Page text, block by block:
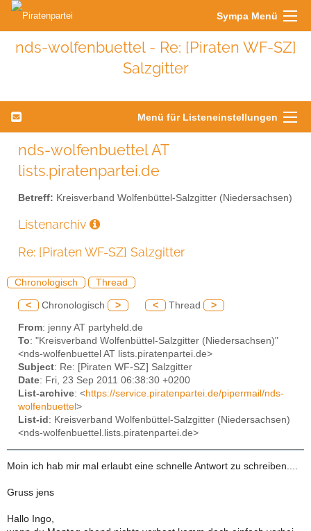
Sympa Menü
nds-wolfenbuettel - Re: [Piraten WF-SZ]
Salzgitter
Menü für Listeneinstellungen
nds-wolfenbuettel AT
lists.piratenpartei.de
Betreff: Kreisverband Wolfenbüttel-Salzgitter (Niedersachsen)
Listenarchiv
Re: [Piraten WF-SZ] Salzgitter
Chronologisch Thread
< Chronologisch > < Thread >
From: jenny AT partyheld.de
To: "Kreisverband Wolfenbüttel-Salzgitter (Niedersachsen)"
<nds-wolfenbuettel AT lists.piratenpartei.de>
Subject: Re: [Piraten WF-SZ] Salzgitter
Date: Fri, 23 Sep 2011 06:38:30 +0200
List-archive: <https://service.piratenpartei.de/pipermail/nds-
wolfenbuettel >
List-id : Kreisverband Wolfenbüttel-Salzgitter (Niedersachsen)
<nds-wolfenbuettel.lists.piratenpartei.de>
Moin ich hab mir mal erlaubt eine schnelle Antwort zu schreiben....
Gruss jens
Hallo Ingo,